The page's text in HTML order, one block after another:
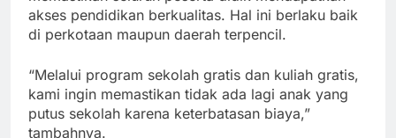
akses pendidikan berkualitas. Hal ini berlaku baik
di perkotaan maupun daerah terpencil.
“Melalui program sekolah gratis dan kuliah gratis,
kami ingin memastikan tidak ada lagi anak yang
putus sekolah karena keterbatasan biaya,”
tambahnya.